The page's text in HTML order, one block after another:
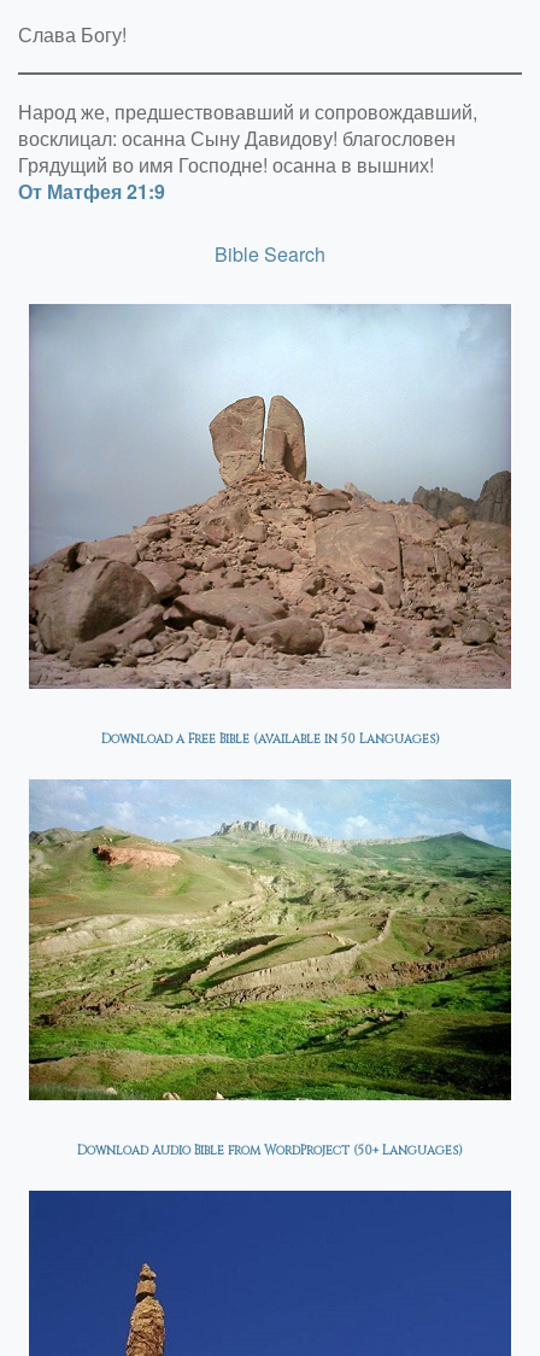
Слава Богу!
Народ же, предшествовавший и сопровождавший,
восклицал: осанна Сыну Давидову! благословен
Грядущий во имя Господне! осанна в вышних!
От Матфея 21:9
Bible Search
Download a Free Bible (available in 50 Languages)
Download Audio Bible from WordProject (50+ Languages)